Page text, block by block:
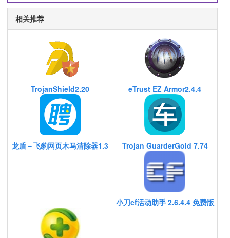
相关推荐
TrojanShield2.20 eTrust EZ Armor2.4.4
龙盾－飞豹网页木马清除器1.3 Trojan GuarderGold 7.74
小刀cf活动助手 2.6.4.4 免费版